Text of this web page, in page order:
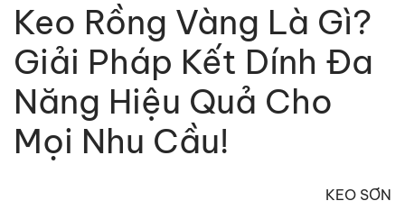
Keo Rồng Vàng Là Gì?
Giải Pháp Kết Dính Đa
Năng Hiệu Quả Cho
Mọi Nhu Cầu!
KEO SƠN